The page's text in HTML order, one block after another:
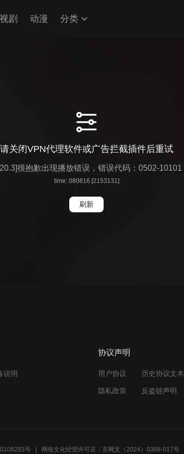
剧 动漫 分类
请关闭VPN代理软件或广告拦截插件后重试
很抱歉出现播放错误，错误代码：0502-10101
time: 080816 [2153131]
刷新
说明
协议声明
用户协议 历史协议文本
隐私政策 反盗链声明
号 网络文化经营许可证：京网文（2024）0368-017号